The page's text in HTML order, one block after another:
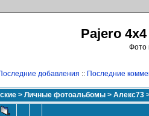
Pajero
Фото
добавления :: Последние
> Личные фотоальбомы > Алекс73